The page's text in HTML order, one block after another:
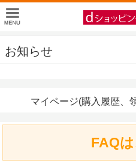
お知らせ
マイページ(購入履歴、
FAQ